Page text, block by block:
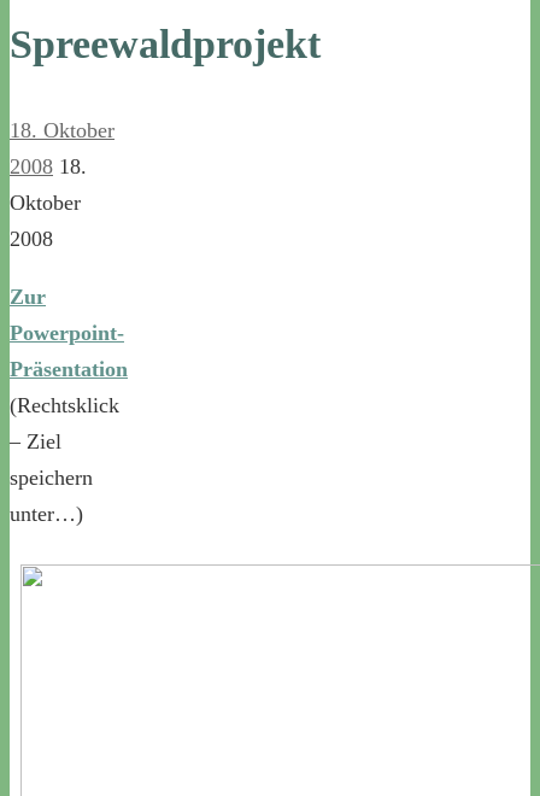
Spreewaldprojekt
18. Oktober
2008 18.
Oktober
2008
Zur
Powerpoint-
Präsentation
(Rechtsklick
– Ziel
speichern
unter…)